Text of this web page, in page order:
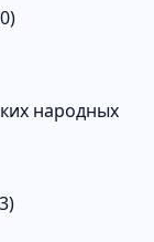
народных